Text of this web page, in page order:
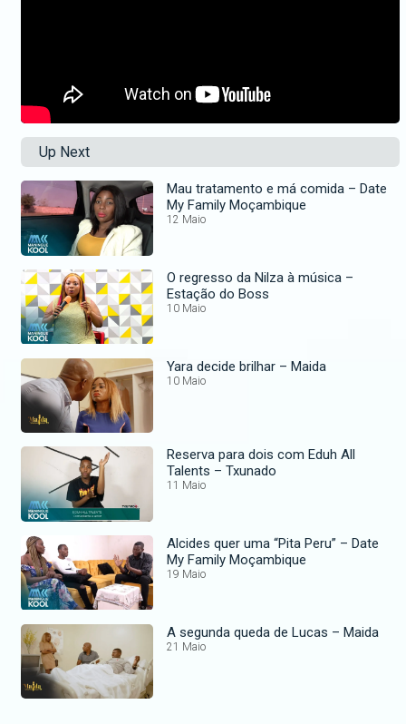
Up Next
Mau tratamento e má comida – Date
My Family Moçambique
12 Maio
O regresso da Nilza à música –
Estação do Boss
10 Maio
Yara decide brilhar – Maida
10 Maio
Reserva para dois com Eduh All
Talents – Txunado
11 Maio
Alcides quer uma “Pita Peru” – Date
My Family Moçambique
19 Maio
A segunda queda de Lucas – Maida
21 Maio